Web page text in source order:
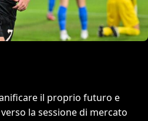
il proprio futuro e
la sessione di mercato